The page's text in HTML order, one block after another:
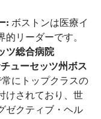
: ボストンは医療イ
的リーダーです。
ツ総合病院
ューセッツ州ボス
常にトップクラスの
けされており、世
ゼクティブ・ヘル